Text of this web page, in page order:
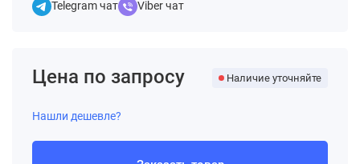
Telegram чат Viber чат
Цена по запросу Наличие уточняйте
Нашли дешевле?